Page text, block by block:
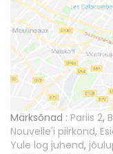
Märksõnad : Pariis 2,
Nouvelle'i piirkond,
Yule log juhend,